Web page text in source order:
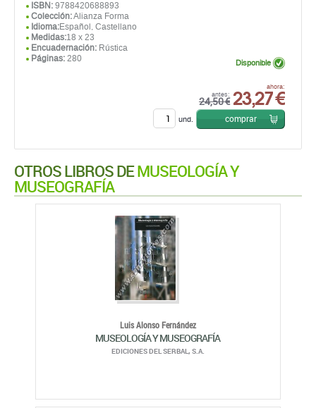
ISBN: 9788420688893
Colección:Alianza Forma
Idioma:Español, Castellano
Medidas:18 x 23
Encuadernación: Rústica
Páginas: 280
antes:
24,50 €
ahora:
23,27 €
Disponible
und. comprar
OTROS LIBROS DEMUSEOLOGÍA Y
MUSEOGRAFÍA
Luis Alonso Fernández
MUSEOLOGÍA Y MUSEOGRAFÍA
EDICIONES DEL SERBAL, S.A.